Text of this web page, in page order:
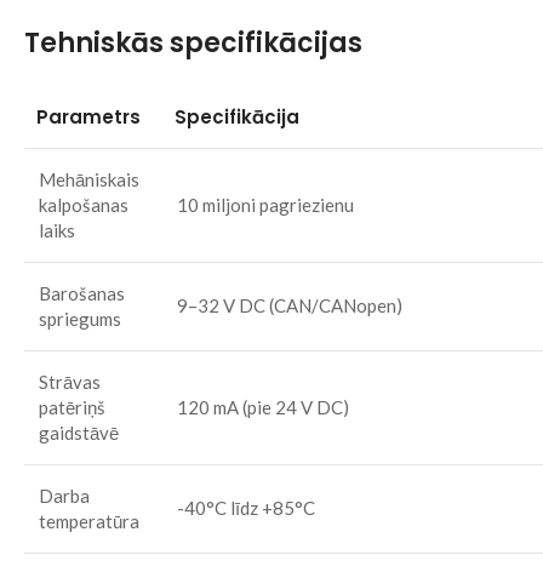
Tehniskās specifikācijas
Parametrs Specifikācija
Mehāniskais
kalpošanas
laiks
10 miljoni pagriezienu
Barošanas
spriegums
9–32 V DC (CAN/CANopen)
Strāvas
patēriņš
gaidstāvē
120 mA (pie 24 V DC)
Darba
temperatūra
-40°C līdz +85°C